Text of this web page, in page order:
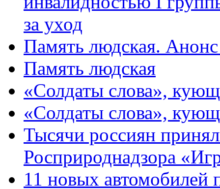
за уход
Память людская.
Память людская
«Солдаты слова»,
«Солдаты слова»,
Тысячи россиян
Росприроднадзора
11 новых автомобилей